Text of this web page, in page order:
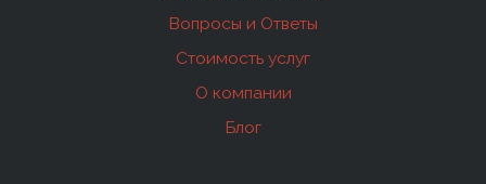
Вопросы и Ответы
Стоимость услуг
О компании
Блог